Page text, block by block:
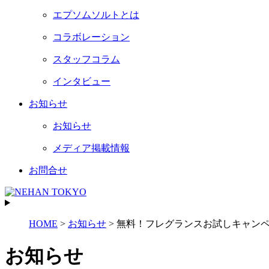
エプソムソルトとは
コラボレーション
スタッフコラム
インタビュー
お知らせ
お知らせ
メディア掲載情報
お問合せ
HOME > お知らせ > 無料！フレグランスお試しキャン
お知らせ